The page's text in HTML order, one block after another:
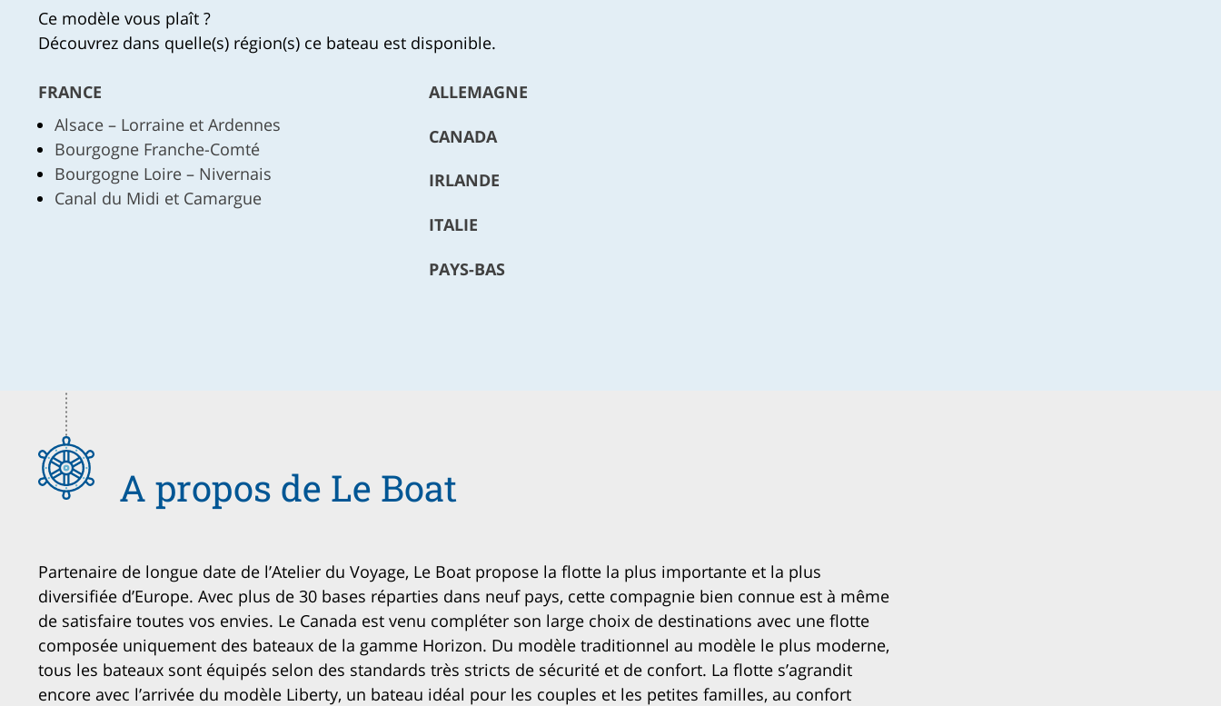
Ce modèle vous plaît ?
Découvrez dans quelle(s) région(s) ce bateau est disponible.
FRANCE
Alsace – Lorraine et Ardennes
Bourgogne Franche-Comté
Bourgogne Loire – Nivernais
Canal du Midi et Camargue
ALLEMAGNE
CANADA
IRLANDE
ITALIE
PAYS-BAS
A propos de Le Boat
Partenaire de longue date de l’Atelier du Voyage, Le Boat propose la flotte la plus importante et la plus
diversifiée d’Europe. Avec plus de 30 bases réparties dans neuf pays, cette compagnie bien connue est à même
de satisfaire toutes vos envies. Le Canada est venu compléter son large choix de destinations avec une flotte
composée uniquement des bateaux de la gamme Horizon. Du modèle traditionnel au modèle le plus moderne,
tous les bateaux sont équipés selon des standards très stricts de sécurité et de confort. La flotte s’agrandit
encore avec l’arrivée du modèle Liberty, un bateau idéal pour les couples et les petites familles, au confort